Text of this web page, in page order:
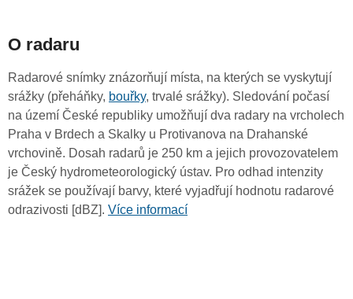
O radaru
Radarové snímky znázorňují místa, na kterých se vyskytují
srážky (přeháňky, bouřky, trvalé srážky). Sledování počasí
na území České republiky umožňují dva radary na vrcholech
Praha v Brdech a Skalky u Protivanova na Drahanské
vrchovině. Dosah radarů je 250 km a jejich provozovatelem
je Český hydrometeorologický ústav. Pro odhad intenzity
srážek se používají barvy, které vyjadřují hodnotu radarové
odrazivosti [dBZ]. Více informací